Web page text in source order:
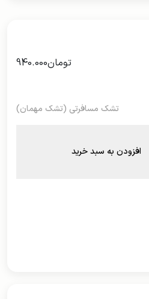
تومان940.000
تشک مسافرتی (تشک مهمان)
افزودن به سبد خرید